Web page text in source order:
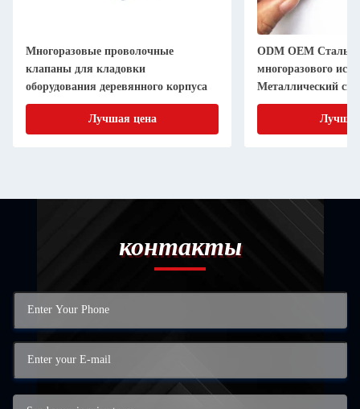
Многоразовые проволочные
клапаны для кладовки
оборудования деревянного корпуса
Лучшая цена
ODM OEM
многоразового
Металлический
весенний
контакты